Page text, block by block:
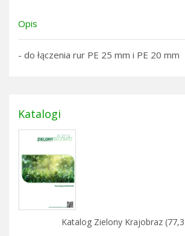
Opis
- do łączenia rur PE 25 mm i PE 20 mm
Katalogi
Katalog Zielony Krajobraz